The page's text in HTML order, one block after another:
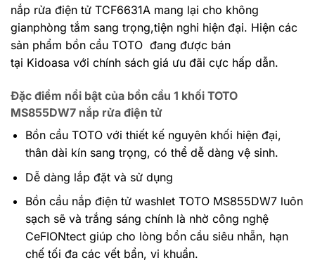
nắp rửa điện tử TCF6631A mang lại cho không
gianphòng tắm sang trọng,tiện nghi hiện đại. Hiện các
sản phẩm bồn cầu TOTO đang được bán
tại Kidoasa với chính sách giá ưu đãi cực hấp dẫn.
Đặc điểm nổi bật của bồn cầu 1 khối TOTO
MS855DW7 nắp rửa điện tử
Bồn cầu TOTO với thiết kế nguyên khối hiện đại,
thân dài kín sang trọng, có thể dễ dàng vệ sinh.
Dễ dàng lắp đặt và sử dụng
Bồn cầu nắp điện tử washlet TOTO MS855DW7 luôn
sạch sẽ và trắng sáng chính là nhờ công nghệ
CeFIONtect giúp cho lòng bồn cầu siêu nhẵn, hạn
chế tối đa các vết bẩn, vi khuẩn.